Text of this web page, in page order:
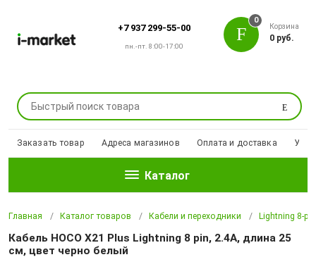
+7 937 299-55-00
пн.-пт. 8:00-17:00
Поиск
0
Корзина
0 руб.
Заказать товар Адреса магазинов Оплата и доставка
Каталог
Главная Каталог товаров Кабели и переходники Lightning 8-pin
Кабель HOCO X21 Plus Lightning 8 pin, 2.4A, длина 25
см, цвет черно белый